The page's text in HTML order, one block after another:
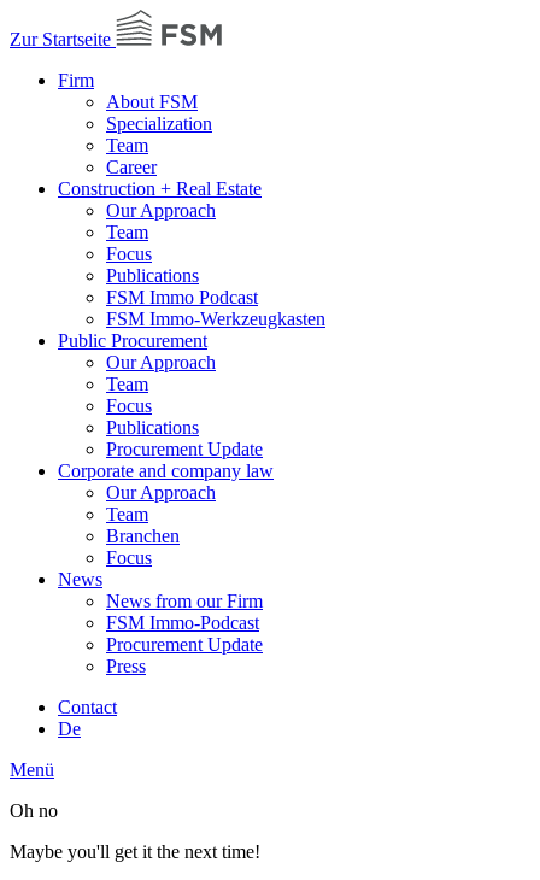
Zur Startseite
Firm
About FSM
Specialization
Team
Career
Construction + Real Estate
Our Approach
Team
Focus
Publications
FSM Immo Podcast
FSM Immo-Werkzeugkasten
Public Procurement
Our Approach
Team
Focus
Publications
Procurement Update
Corporate and company law
Our Approach
Team
Branchen
Focus
News
News from our Firm
FSM Immo-Podcast
Procurement Update
Press
Contact
De
Menü
Oh no
Maybe you'll get it the next time!